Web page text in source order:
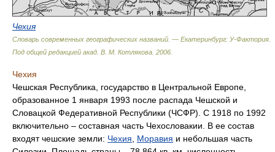
Чехия
Словарь современных географических названий. — Екатеринбург: У-Фактория
Под общей редакцией акад. В. М. Котлякова 2006
Чехия
Чешская Республика, государство в Центральной Европе,
образованное 1 января 1993 после распада Чешской и
Словацкой Федеративной Республики (ЧСФР). С 1918 по 1992
включительно – составная часть Чехословакии. В ее состав
входят чешские земли: Чехия Моравия и небольшая часть